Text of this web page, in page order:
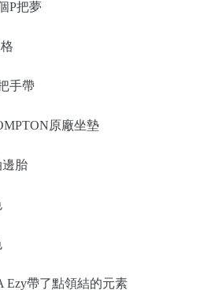
P把夢
手帶
原廠坐墊
胎
Ezy帶了點領結的元素